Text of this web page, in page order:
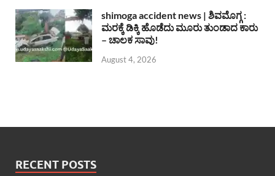
shimoga accident news | ಶಿವಮೊಗ್ಗ :
ಮರಕ್ಕೆ ಡಿಕ್ಕಿ ಹೊಡೆದು ಮೂರು ತುಂಡಾದ ಕಾರು
– ಚಾಲಕ ಸಾವು!
August 4, 2026
RECENT POSTS